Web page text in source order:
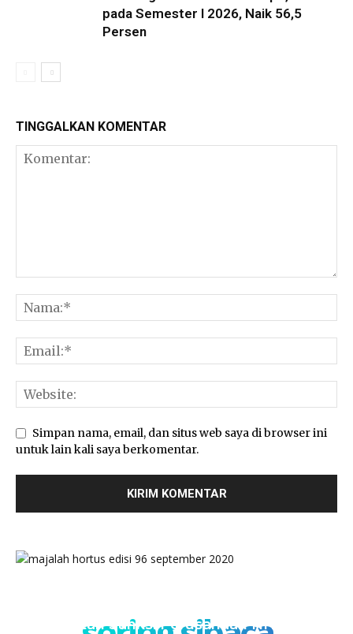
pada Semester I 2026, Naik 56,5
Persen
TINGGALKAN KOMENTAR
Simpan nama, email, dan situs web saya di browser ini
untuk lain kali saya berkomentar.
Kementan Sanksi Perusahaan NH, Jual